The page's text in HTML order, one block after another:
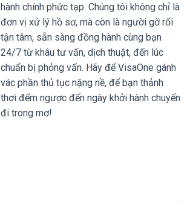
hành chính phức tạp. Chúng tôi không chỉ là
đơn vị xử lý hồ sơ, mà còn là người gỡ rối
tận tâm, sẵn sàng đồng hành cùng bạn
24/7 từ khâu tư vấn, dịch thuật, đến lúc
chuẩn bị phỏng vấn. Hãy để VisaOne gánh
vác phần thủ tục nặng nề, để bạn thảnh
thơi đếm ngược đến ngày khởi hành chuyến
đi trong mơ!